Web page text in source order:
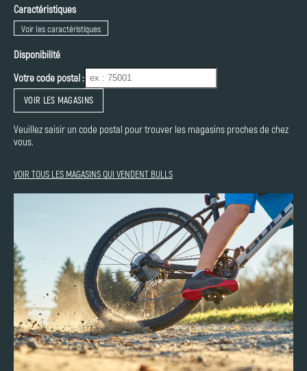
Caractéristiques
Voir les caractéristiques
Disponibilité
Votre code postal :
VOIR LES MAGASINS
Veuillez saisir un code postal pour trouver les magasins proches de chez
vous.
VOIR TOUS LES MAGASINS QUI VENDENT BULLS